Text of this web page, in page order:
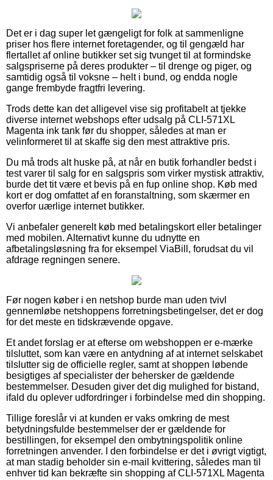
Det er i dag super let gængeligt for folk at sammenligne
priser hos flere internet foretagender, og til gengæld har
flertallet af online butikker set sig tvunget til at formindske
salgspriserne på deres produkter – til drenge og piger, og
samtidig også til voksne – helt i bund, og endda nogle
gange frembyde fragtfri levering.
Trods dette kan det alligevel vise sig profitabelt at tjekke
diverse internet webshops efter udsalg på CLI-571XL
Magenta ink tank før du shopper, således at man er
velinformeret til at skaffe sig den mest attraktive pris.
Du må trods alt huske på, at når en butik forhandler bedst i
test varer til salg for en salgspris som virker mystisk attraktiv,
burde det tit være et bevis på en fup online shop. Køb med
kort er dog omfattet af en foranstaltning, som skærmer en
overfor uærlige internet butikker.
Vi anbefaler generelt køb med betalingskort eller betalinger
med mobilen. Alternativt kunne du udnytte en
afbetalingsløsning fra for eksempel ViaBill, forudsat du vil
afdrage regningen senere.
Før nogen køber i en netshop burde man uden tvivl
gennemløbe netshoppens forretningsbetingelser, det er dog
for det meste en tidskrævende opgave.
Et andet forslag er at efterse om webshoppen er e-mærke
tilsluttet, som kan være en antydning af at internet selskabet
tilslutter sig de officielle regler, samt at shoppen løbende
besigtiges af specialister der behersker de gældende
bestemmelser. Desuden giver det dig mulighed for bistand,
ifald du oplever udfordringer i forbindelse med din shopping.
Tillige foreslår vi at kunden er vaks omkring de mest
betydningsfulde bestemmelser der er gældende for
bestillingen, for eksempel den ombytningspolitik online
forretningen anvender. I den forbindelse er det i øvrigt vigtigt,
at man stadig beholder sin e-mail kvittering, således man til
enhver tid kan bekræfte sin shopping af CLI-571XL Magenta